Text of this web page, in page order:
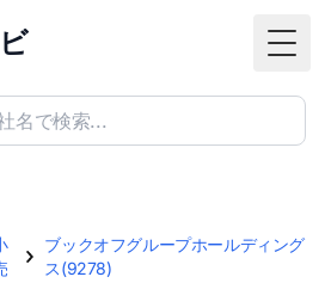
ブックオフグループホールディング
ス(9278)